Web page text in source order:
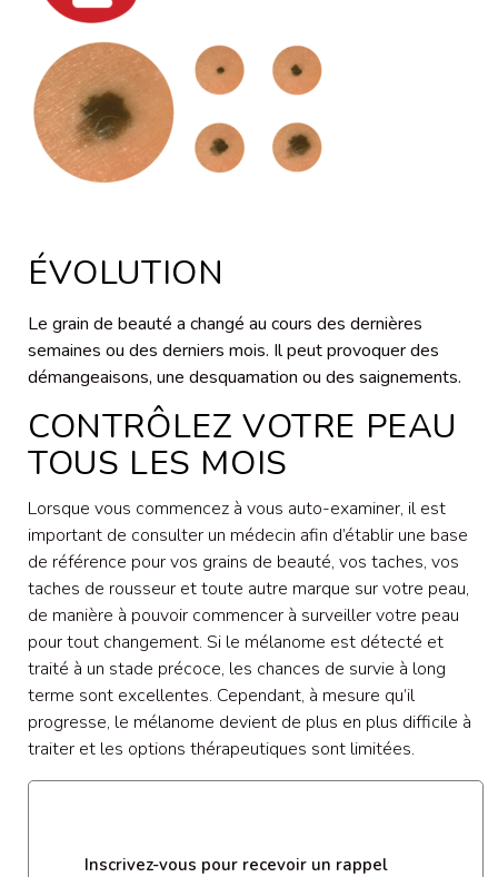
ÉVOLUTION
Le grain de beauté a changé au cours des dernières
semaines ou des derniers mois. Il peut provoquer des
démangeaisons, une desquamation ou des saignements.
CONTRÔLEZ VOTRE PEAU
TOUS LES MOIS
Lorsque vous commencez à vous auto-examiner, il est
important de consulter un médecin afin d’établir une base
de référence pour vos grains de beauté, vos taches, vos
taches de rousseur et toute autre marque sur votre peau,
de manière à pouvoir commencer à surveiller votre peau
pour tout changement. Si le mélanome est détecté et
traité à un stade précoce, les chances de survie à long
terme sont excellentes. Cependant, à mesure qu’il
progresse, le mélanome devient de plus en plus difficile à
traiter et les options thérapeutiques sont limitées.
Inscrivez-vous pour recevoir un rappel